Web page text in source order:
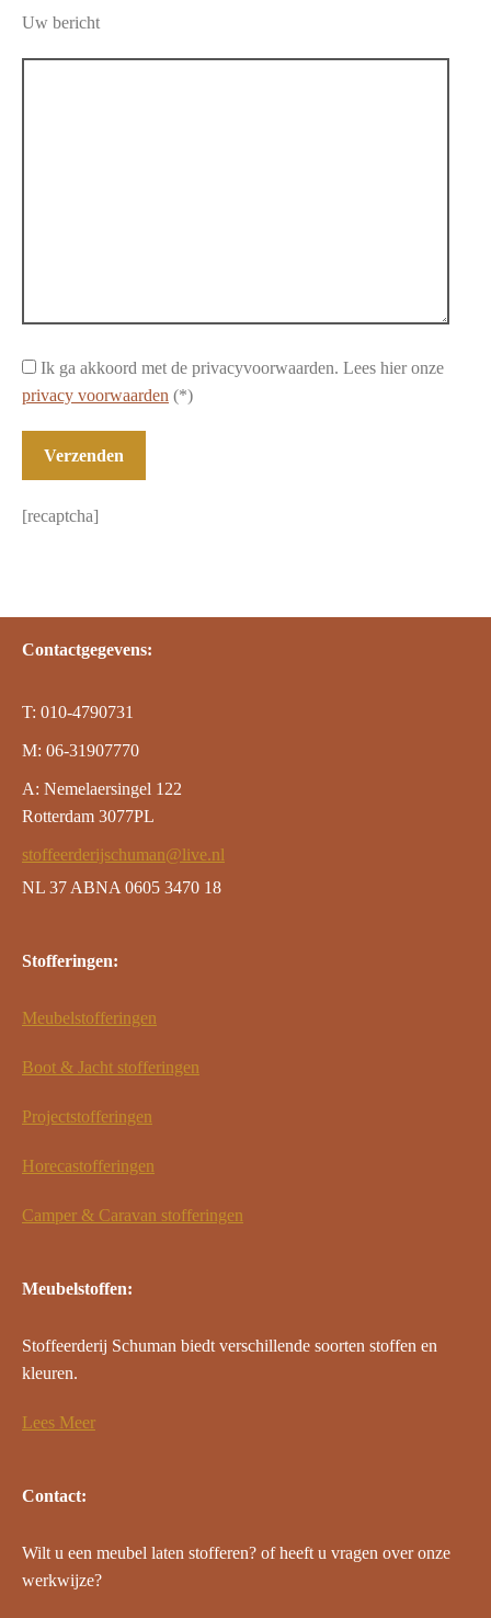
Uw bericht
Ik ga akkoord met de privacyvoorwaarden. Lees hier onze
privacy voorwaarden (*)
[recaptcha]
Contactgegevens:
T: 010-4790731
M: 06-31907770
A: Nemelaersingel 122
Rotterdam 3077PL
stoffeerderijschuman@live.nl
NL 37 ABNA 0605 3470 18
Stofferingen:
Meubelstofferingen
Boot & Jacht stofferingen
Projectstofferingen
Horecastofferingen
Camper & Caravan stofferingen
Meubelstoffen:
Stoffeerderij Schuman biedt verschillende soorten stoffen en
kleuren.
Lees Meer
Contact:
Wilt u een meubel laten stofferen? of heeft u vragen over onze
werkwijze?